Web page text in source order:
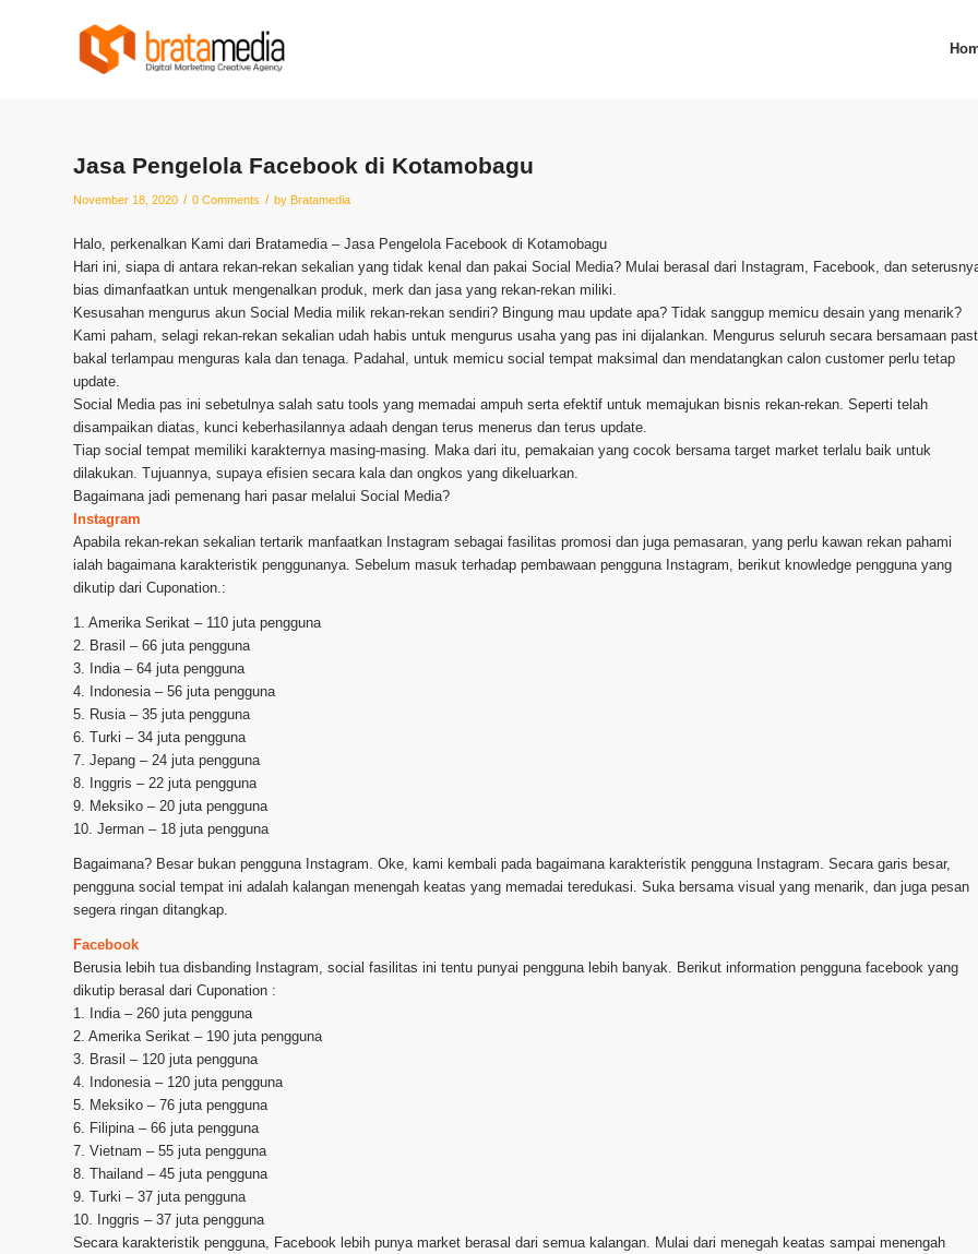
Jasa Pengelola Facebook di Kotamobagu
November 18, 2020 / 0 Comments / by Bratamedia
Halo, perkenalkan Kami dari Bratamedia – Jasa Pengelola Facebook di Kotamobagu
Hari ini, siapa di antara rekan-rekan sekalian yang tidak kenal dan pakai Social Media? Mulai berasal dari Instagram, Facebook, dan
bias dimanfaatkan untuk mengenalkan produk, merk dan jasa yang rekan-rekan miliki.
Kesusahan mengurus akun Social Media milik rekan-rekan sendiri? Bingung mau update apa? Tidak sanggup memicu desain yang menarik?
Kami paham, selagi rekan-rekan sekalian udah habis untuk mengurus usaha yang pas ini dijalankan. Mengurus seluruh secara bersamaan
bakal terlampau menguras kala dan tenaga. Padahal, untuk memicu social tempat maksimal dan mendatangkan calon customer perlu tetap
update.
Social Media pas ini sebetulnya salah satu tools yang memadai ampuh serta efektif untuk memajukan bisnis rekan-rekan. Seperti telah
disampaikan diatas, kunci keberhasilannya adaah dengan terus menerus dan terus update.
Tiap social tempat memiliki karakternya masing-masing. Maka dari itu, pemakaian yang cocok bersama target market terlalu baik untuk
dilakukan. Tujuannya, supaya efisien secara kala dan ongkos yang dikeluarkan.
Bagaimana jadi pemenang hari pasar melalui Social Media?
Instagram
Apabila rekan-rekan sekalian tertarik manfaatkan Instagram sebagai fasilitas promosi dan juga pemasaran, yang perlu kawan rekan pahami
ialah bagaimana karakteristik penggunanya. Sebelum masuk terhadap pembawaan pengguna Instagram, berikut knowledge pengguna yang
dikutip dari Cuponation.:
1. Amerika Serikat – 110 juta pengguna
2. Brasil – 66 juta pengguna
3. India – 64 juta pengguna
4. Indonesia – 56 juta pengguna
5. Rusia – 35 juta pengguna
6. Turki – 34 juta pengguna
7. Jepang – 24 juta pengguna
8. Inggris – 22 juta pengguna
9. Meksiko – 20 juta pengguna
10. Jerman – 18 juta pengguna
Bagaimana? Besar bukan pengguna Instagram. Oke, kami kembali pada bagaimana karakteristik pengguna Instagram. Secara garis besar,
pengguna social tempat ini adalah kalangan menengah keatas yang memadai teredukasi. Suka bersama visual yang menarik, dan juga pesan
segera ringan ditangkap.
Facebook
Berusia lebih tua disbanding Instagram, social fasilitas ini tentu punyai pengguna lebih banyak. Berikut information pengguna facebook yang
dikutip berasal dari Cuponation :
1. India – 260 juta pengguna
2. Amerika Serikat – 190 juta pengguna
3. Brasil – 120 juta pengguna
4. Indonesia – 120 juta pengguna
5. Meksiko – 76 juta pengguna
6. Filipina – 66 juta pengguna
7. Vietnam – 55 juta pengguna
8. Thailand – 45 juta pengguna
9. Turki – 37 juta pengguna
10. Inggris – 37 juta pengguna
Secara karakteristik pengguna, Facebook lebih punya market berasal dari semua kalangan. Mulai dari menegah keatas sampai menengah